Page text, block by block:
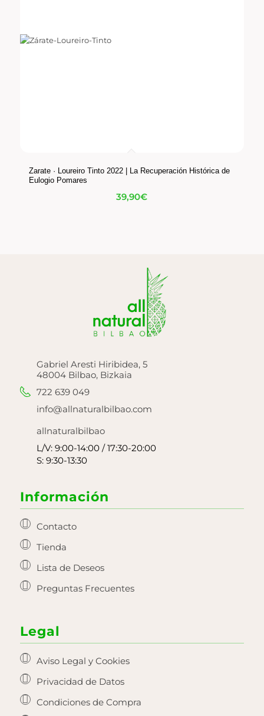
Zarate · Loureiro Tinto 2022 | La Recuperación Histórica de
Eulogio Pomares
39,90€
Gabriel Aresti Hiribidea, 5
48004 Bilbao, Bizkaia
722 639 049
info@allnaturalbilbao.com
allnaturalbilbao
L/V: 9:00-14:00 / 17:30-20:00
S: 9:30-13:30
Información
Contacto
Tienda
Lista de Deseos
Preguntas Frecuentes
Legal
Aviso Legal y Cookies
Privacidad de Datos
Condiciones de Compra